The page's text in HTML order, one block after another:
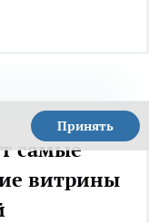
Принять
самые
витрины